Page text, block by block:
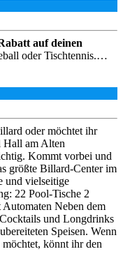
auf deinen
oder Tischtennis.…
oder möchtet ihr
Hall am Alten
Kommt vorbei und
größte Billard-Center im
und vielseitige
22 Pool-Tische 2
Neben dem
und Longdrinks
Speisen. Wenn
möchtet, könnt ihr den